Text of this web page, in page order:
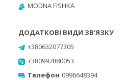
MODNA FISHKA
+380632077305
+380997880053
Телефон 0996648394